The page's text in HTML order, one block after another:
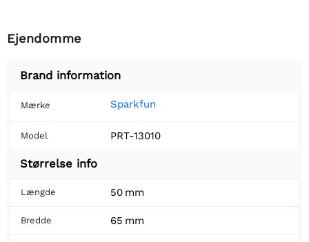
Ejendomme
Brand information
Mærke Sparkfun
Model PRT-13010
Størrelse info
Længde 50 mm
Bredde 65 mm